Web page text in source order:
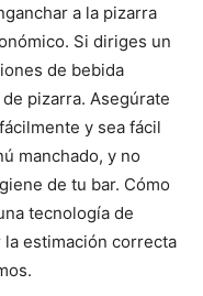
a la pizarra
Si diriges un
de bebida
pizarra. Asegúrate
y sea fácil
manchado, y no
de tu bar. Cómo
tecnología de
estimación correcta